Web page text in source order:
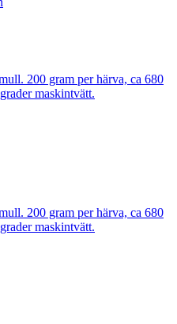
200 gram per härva, ca 680
maskintvätt.
200 gram per härva, ca 680
maskintvätt.